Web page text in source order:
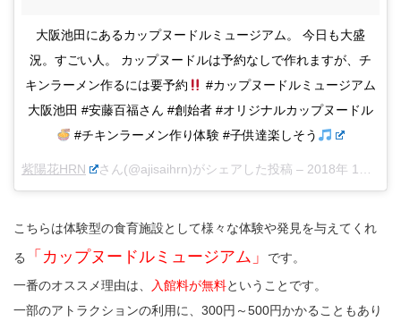
大阪池田にあるカップヌードルミュージアム。 今日も大盛
況。すごい人。 カップヌードルは予約なしで作れますが、チ
キンラーメン作るには要予約
#カップヌードルミュージアム
大阪池田 #安藤百福さん #創始者 #オリジナルカップヌードル
#チキンラーメン作り体験 #子供達楽しそう
紫陽花HRN さん(@ajisaihrn)がシェアした投稿 – 2018年 1月月25日午前8時47分PST
こちらは体験型の食育施設として様々な体験や発見を与えてくれ
る 「カップヌードルミュージアム」
です。
一番のオススメ理由は、
入館料が無料ということです。
一部のアトラクションの利用に、300円～500円かかることもあり